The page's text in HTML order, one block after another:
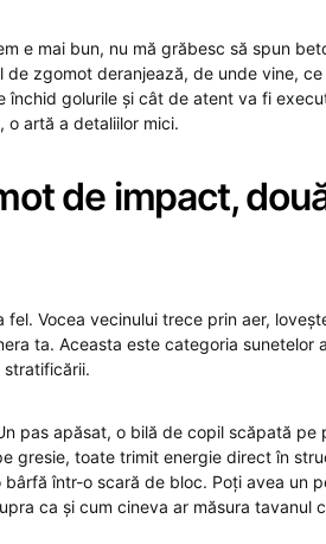
e mai bun, nu mă grăbesc să spun
de zgomot deranjează, de unde vine,
închid golurile și cât de atent va fi
artă a detaliilor mici.
de impact,
Vocea vecinului trece prin aer,
ta. Aceasta este categoria sunetelor
stratificării.
pas apăsat, o bilă de copil scăpată pe
gresie, toate trimit energie direct în
într-o scară de bloc. Poți avea un
ca și cum cineva ar măsura tavanul